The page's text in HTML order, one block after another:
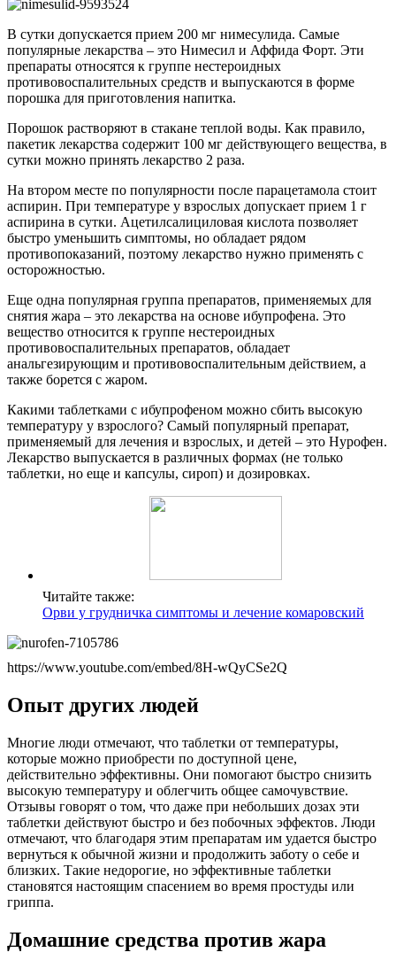
В сутки допускается прием 200 мг нимесулида. Самые
популярные лекарства – это Нимесил и Аффида Форт. Эти
препараты относятся к группе нестероидных
противовоспалительных средств и выпускаются в форме
порошка для приготовления напитка.
Порошок растворяют в стакане теплой воды. Как правило,
пакетик лекарства содержит 100 мг действующего вещества, в
сутки можно принять лекарство 2 раза.
На втором месте по популярности после парацетамола стоит
аспирин. При температуре у взрослых допускает прием 1 г
аспирина в сутки. Ацетилсалициловая кислота позволяет
быстро уменьшить симптомы, но обладает рядом
противопоказаний, поэтому лекарство нужно применять с
осторожностью.
Еще одна популярная группа препаратов, применяемых для
снятия жара – это лекарства на основе ибупрофена. Это
вещество относится к группе нестероидных
противовоспалительных препаратов, обладает
анальгезирующим и противовоспалительным действием, а
также борется с жаром.
Какими таблетками с ибупрофеном можно сбить высокую
температуру у взрослого? Самый популярный препарат,
применяемый для лечения и взрослых, и детей – это Нурофен.
Лекарство выпускается в различных формах (не только
таблетки, но еще и капсулы, сироп) и дозировках.
Читайте также:
Орви у грудничка симптомы и лечение комаровский
https://www.youtube.com/embed/8H-wQyCSe2Q
Опыт других людей
Многие люди отмечают, что таблетки от температуры,
которые можно приобрести по доступной цене,
действительно эффективны. Они помогают быстро снизить
высокую температуру и облегчить общее самочувствие.
Отзывы говорят о том, что даже при небольших дозах эти
таблетки действуют быстро и без побочных эффектов. Люди
отмечают, что благодаря этим препаратам им удается быстро
вернуться к обычной жизни и продолжить заботу о себе и
близких. Такие недорогие, но эффективные таблетки
становятся настоящим спасением во время простуды или
гриппа.
Домашние средства против жара